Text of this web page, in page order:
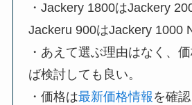
・Jackery 1800はJackery
Jackeru 900はJackery 1000
・あえて選ぶ理由はなく、
ば検討しても良い。
・価格は最新価格情報 を確